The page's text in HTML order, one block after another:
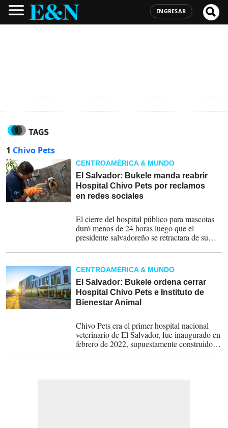
INGRESAR
TAGS
1 Chivo Pets
CENTROAMÉRICA & MUNDO
El Salvador: Bukele manda reabrir
Hospital Chivo Pets por reclamos
en redes sociales
El cierre del hospital público para mascotas
duró menos de 24 horas luego que el
presidente salvadoreño se retractara de su
comentarios en redes sociales.
CENTROAMÉRICA & MUNDO
El Salvador: Bukele ordena cerrar
Hospital Chivo Pets e Instituto de
Bienestar Animal
Chivo Pets era el primer hospital nacional
veterinario de El Salvador, fue inaugurado en
febrero de 2022, supuestamente construido
gubernamentales en bitcoin.